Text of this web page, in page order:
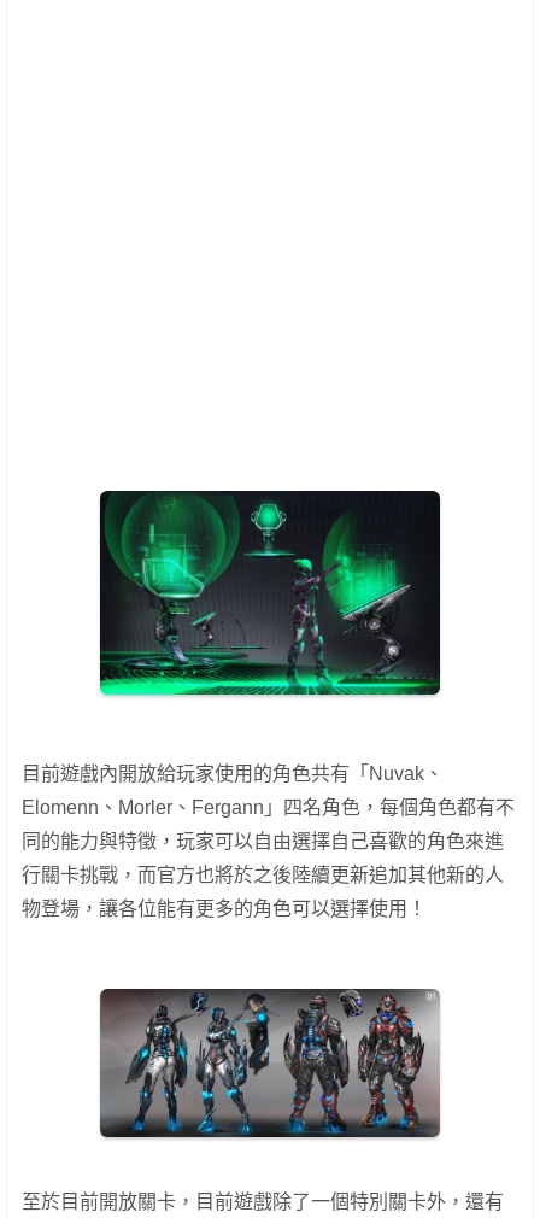
目前遊戲內開放給玩家使用的角色共有「Nuvak、
Elomenn、Morler、Fergann」四名角色，每個角色都有不
同的能力與特徵，玩家可以自由選擇自己喜歡的角色來進
行關卡挑戰，而官方也將於之後陸續更新追加其他新的人
物登場，讓各位能有更多的角色可以選擇使用！
至於目前開放關卡，目前遊戲除了一個特別關卡外，還有